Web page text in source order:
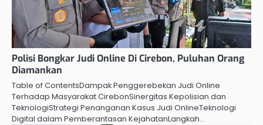
Polisi Bongkar Judi Online Di Cirebon, Puluhan Orang
Diamankan
Table of ContentsDampak Penggerebekan Judi Online
Terhadap Masyarakat CirebonSinergitas Kepolisian dan
TeknologiStrategi Penanganan Kasus Judi OnlineTeknologi
Digital dalam Pemberantasan KejahatanLangkah…